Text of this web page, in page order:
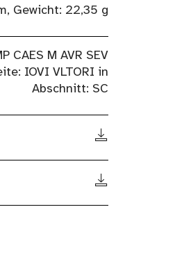
Gewicht: 22,35 g
CAES M AVR SEV
IOVI VLTORI in
Abschnitt: SC